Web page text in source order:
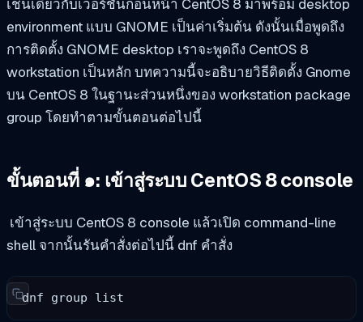
เช่นเดียวกับเวอร์ชันก่อนหน้า CentOS 8 มาพร้อม desktop
environment แบบ GNOME เป็นค่าเริ่มต้น ดังนั้นเมื่อพูดถึง
การติดตั้ง GNOME desktop เราจะพูดถึง CentOS 8
workstation เป็นหลัก บทความนี้จะอธิบายวิธีติดตั้ง Gnome
บน CentOS 8 ในฐานะส่วนหนึ่งของ workstation package
group โดยทำตามขั้นตอนต่อไปนี้
ขั้นตอนที่ ๑: เข้าสู่ระบบ CentOS 8 console
เข้าสู่ระบบ CentOS 8 console แล้วเปิด command-line
shell จากนั้นรันคำสั่งต่อไปนี้ dnf คำสั่ง
dnf group list